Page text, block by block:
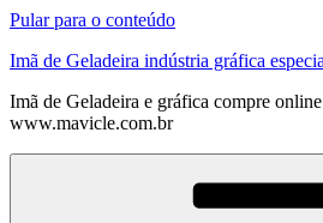
Pular para o conteúdo
Imã de Geladeira indústria gráfica
Imã de Geladeira e gráfica compre
www.mavicle.com.br